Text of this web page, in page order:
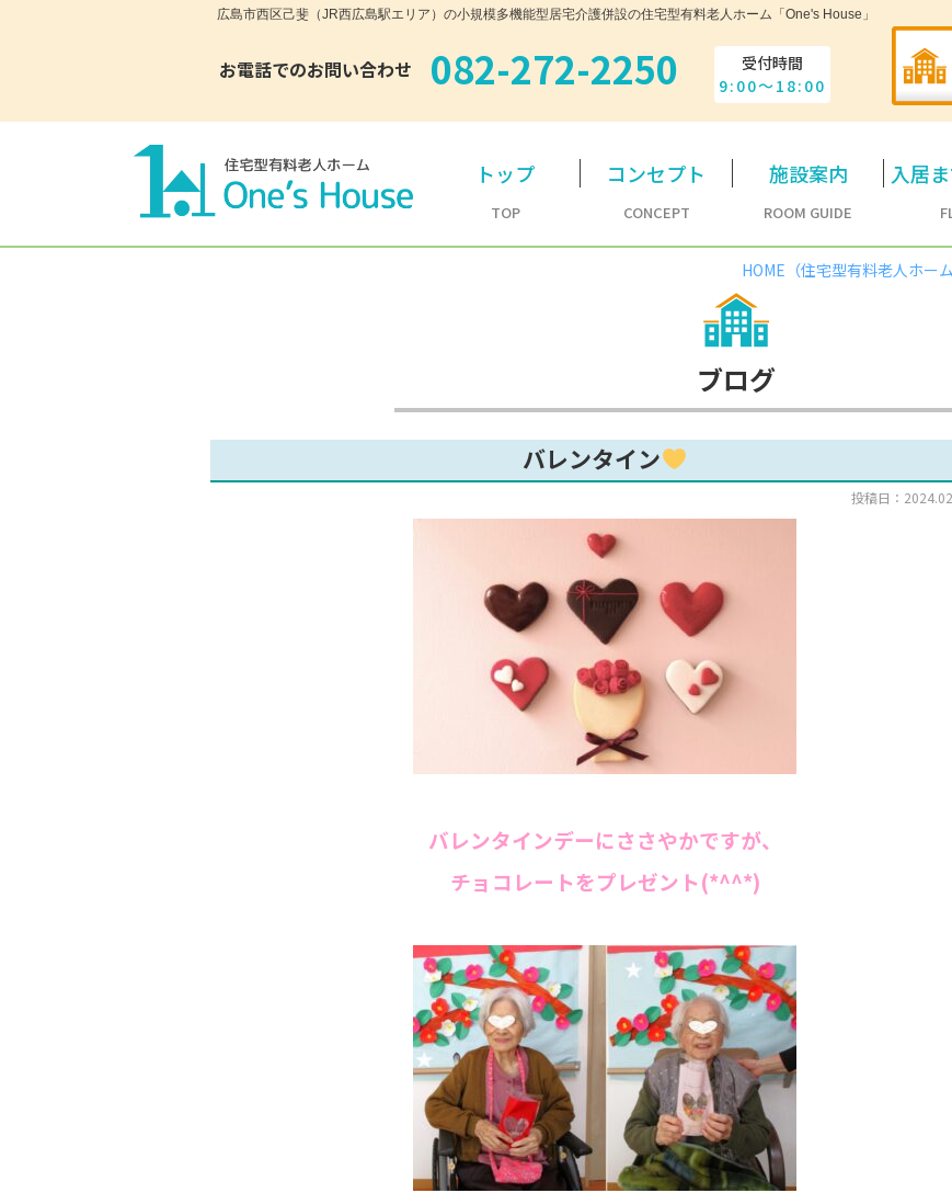
広島市西区己斐（JR西広島駅エリア）の小規模多機能型居宅介護併設の住宅型有料老人ホーム「One's House」
お電話でのお問い合わせ 082-272-2250
受付時間
9:00～18:00
トップ
TOP
コンセプト
CONCEPT
施設案内
ROOM GUIDE
入居
HOME（住宅型有料老人ホー
ブログ
バレンタイン
投稿日：
バレンタインデーにささやかですが、
チョコレートをプレゼント(*^^*)